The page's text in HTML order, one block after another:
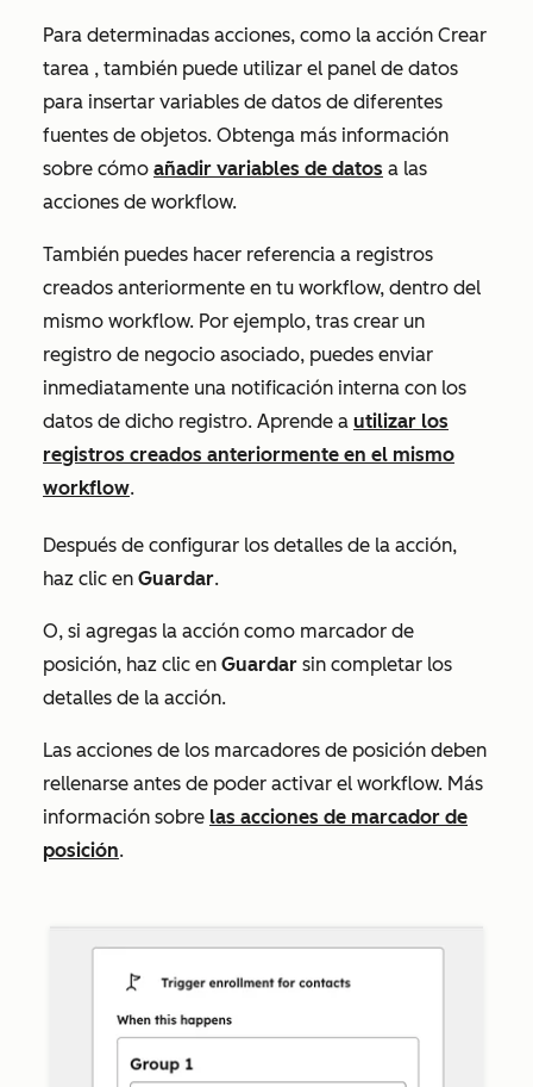
Para determinadas acciones, como la acción Crear
tarea , también puede utilizar el panel de datos
para insertar variables de datos de diferentes
fuentes de objetos. Obtenga más información
sobre cómo añadir variables de datos a las
acciones de workflow.
También puedes hacer referencia a registros
creados anteriormente en tu workflow, dentro del
mismo workflow. Por ejemplo, tras crear un
registro de negocio asociado, puedes enviar
inmediatamente una notificación interna con los
datos de dicho registro. Aprende a utilizar los
registros creados anteriormente en el mismo
workflow.
Después de configurar los detalles de la acción,
haz clic en Guardar.
O, si agregas la acción como marcador de
posición, haz clic en Guardar sin completar los
detalles de la acción.
Las acciones de los marcadores de posición deben
rellenarse antes de poder activar el workflow. Más
información sobre las acciones de marcador de
posición.